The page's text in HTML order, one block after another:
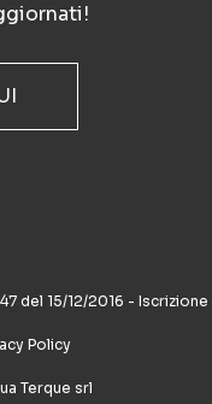
del 15/12/2016 - Iscrizione
Policy
Terque srl